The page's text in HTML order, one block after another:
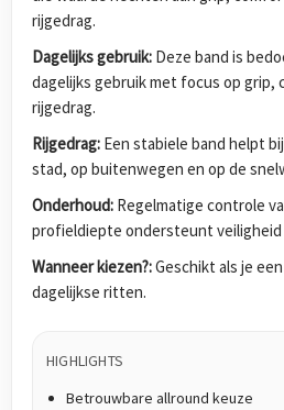
rijgedrag.
Dagelijks gebruik: Deze band is
dagelijks gebruik met focus op grip,
rijgedrag.
Rijgedrag: Een stabiele band helpt
stad, op buitenwegen en op de
Onderhoud: Regelmatige controle
profieldiepte ondersteunt veiligheid
Wanneer kiezen?:Geschikt als je
dagelijkse ritten.
HIGHLIGHTS
Betrouwbare allround keuze